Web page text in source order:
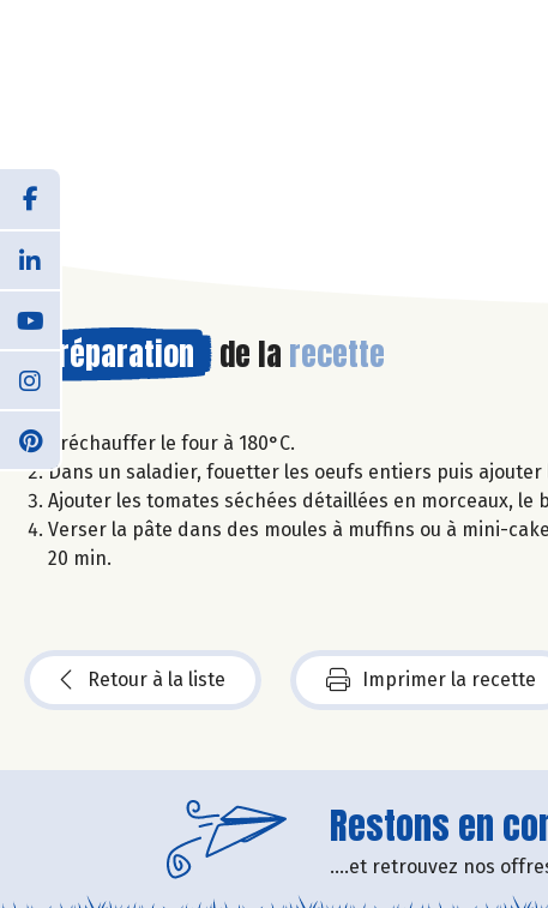
Préparation de la recette
Préchauffer le four à 180°C.
Dans un saladier, fouetter les oeufs entiers puis
Ajouter les tomates séchées détaillées en morceaux, le
Verser la pâte dans des moules à muffins ou à mini-
20 min.
Retour à la liste Imprimer la recette
Restons en
....et retrouvez nos